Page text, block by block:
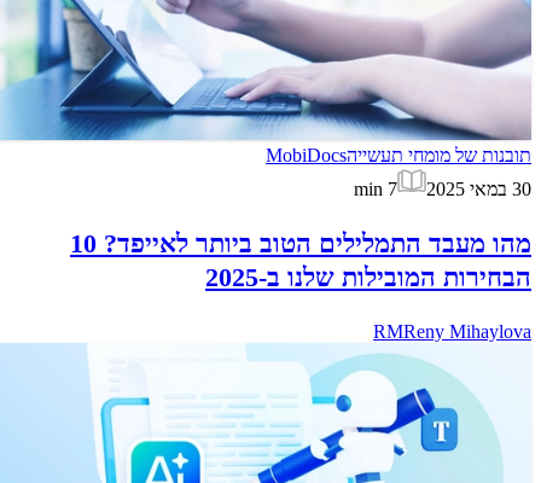
תובנות של מומחי תעשייהMobiDocs
30 במאי 2025
7
min
מהו מעבד התמלילים הטוב ביותר לאייפד? 10
הבחירות המובילות שלנו ב-2025
RMReny Mihaylova